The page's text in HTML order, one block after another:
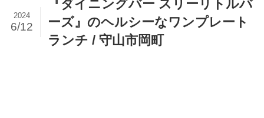
『ダイニングバー スリーリトルバ
ーズ』のヘルシーなワンプレート
ランチ / 守山市岡町
2024
6/12